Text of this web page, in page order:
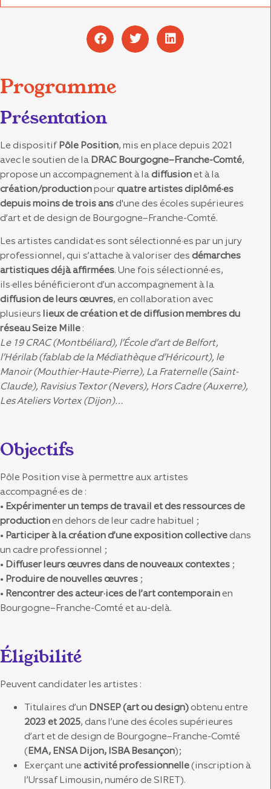
Programme
Présentation
Le dispositifPôle Position, mis en place depuis 2021
avec le soutien de laDRAC Bourgogne–Franche-Comté,
propose un accompagnement à ladiffusionet à la
création/productionpourquatre artistes diplômé·es
depuis moins de trois ansd'une des écoles supérieures
d’art et de design de Bourgogne–Franche-Comté.
Les artistes candidat·es sont sélectionné·es par un jury
professionnel, qui s’attache à valoriser desdémarches
artistiques déjà affirmées. Une fois sélectionné·es,
ils·elles bénéficieront d’un accompagnement à la
diffusion de leurs œuvres, en collaboration avec
plusieurslieux de création et de diffusion membres du
réseau Seize Mille:
Le 19 CRAC (Montbéliard), l’École d’art de Belfort,
l’Hérilab (fablab de la Médiathèque d’Héricourt), le
Manoir (Mouthier-Haute-Pierre), La Fraternelle (Saint-
Claude), Ravisius Textor (Nevers), Hors Cadre (Auxerre),
Les Ateliers Vortex (Dijon)…
Objectifs
Pôle Position vise à permettre aux artistes
accompagné·es de :
• Expérimenter un temps de travail et des ressources de
productionen dehors de leur cadre habituel ;
• Participer à la création d’une exposition collectivedans
un cadre professionnel ;
• Diffuser leurs œuvres dans de nouveaux contextes ;
• Produire de nouvelles œuvres ;
• Rencontrer des acteur·ices de l’art contemporainen
Bourgogne–Franche-Comté et au-delà.
Éligibilité
Peuvent candidater les artistes :
Titulaires d’un DNSEP (art ou design)obtenu entre
2023 et 2025, dans l’une des écoles supérieures
d’art et de design de Bourgogne–Franche-Comté
(EMA, ENSA Dijon, ISBA Besançon);
Exerçant une activité professionnelle(inscription à
l’Urssaf Limousin, numéro de SIRET).